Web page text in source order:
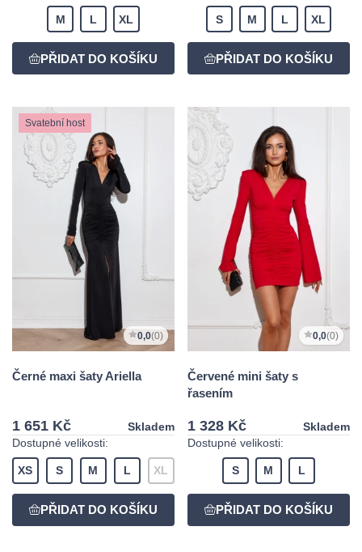
M L XL S M L XL
Svatební host
0,0(0)
Černé maxi šaty Ariella
1 651 Kč
Skladem
Dostupné velikosti:
XS S M L XL
0,0(0)
Červené mini šaty s
řasením
1 328 Kč
Skladem
Dostupné velikosti:
S M L